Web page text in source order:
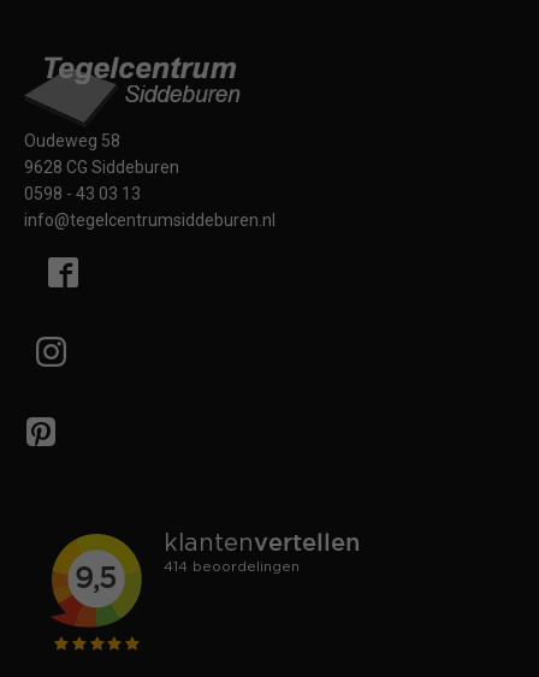
Oudeweg 58
9628 CG Siddeburen
0598 - 43 03 13
info@tegelcentrumsiddeburen.nl